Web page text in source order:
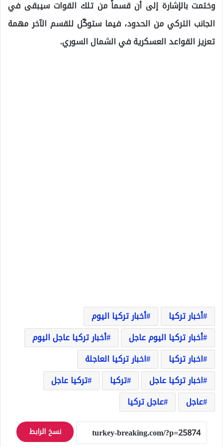
وختمت بالإشارة إلى أن قسماً من تلك القوات سيبقى في
الجانب التركي من الحدود، فيما ستوكّل للقسم الآخر مهمة
تعزيز القواعد العسكرية في الشمال السوري.
أخبار تركيا
أخبار تركيا اليوم
أخبار تركيا اليوم عاجل
أخبار تركيا عاجل اليوم
اخبار تركيا
اخبار تركيا العاجلة
اخبار تركيا عاجل
تركيا
تركيا عاجل
عاجل
عاجل تركيا
نسخ الرابط